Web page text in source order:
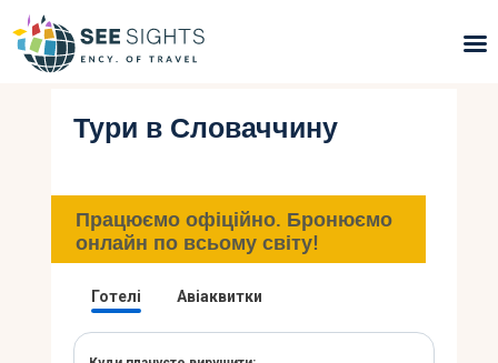
Пошук турів
Типи Турів
Країни
Інфо
Тури в Словаччину
Працюємо офіційно. Бронюємо
онлайн по всьому світу!